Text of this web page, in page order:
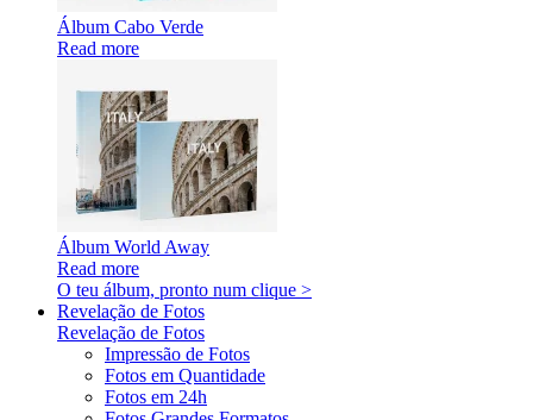
Álbum Cabo Verde
Read more
Álbum World Away
Read more
O teu álbum, pronto num clique >
Revelação de Fotos
Revelação de Fotos
Impressão de Fotos
Fotos em Quantidade
Fotos em 24h